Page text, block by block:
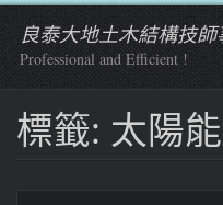
良泰大地土木結構技師
Professional and Efficient !
標籤: 太陽